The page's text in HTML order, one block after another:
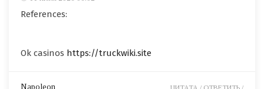
References:
Ok casinos https://truckwiki.site
Napoleon